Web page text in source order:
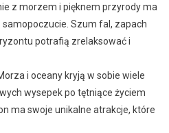
z morzem i pięknem przyrody ma
samopoczucie. Szum fal, zapach
potrafią zrelaksować i
i oceany kryją w sobie wiele
wysepek po tętniące życiem
ma swoje unikalne atrakcje, które